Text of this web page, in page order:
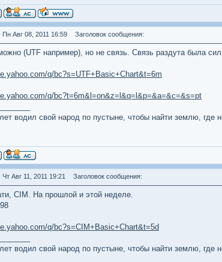
Пн Авг 08, 2011 16:59 Заголовок сообщения:
(UTF например), но не связь. Связь раздута была
q/bc?s=UTF+Basic+Chart&t=6m
q/bc?t=6m&l=on&z=l&q=l&p=&a=&c=&s=pt
водил свой народ по пустыне, чтобы найти землю, где
Авг 11, 2011 19:21 Заголовок сообщения:
CIM. На прошлой и этой неделе.
q/bc?s=CIM+Basic+Chart&t=5d
водил свой народ по пустыне, чтобы найти землю, где